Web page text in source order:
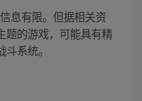
息有限。但据相关资
题的游戏，可能具有精
系统。